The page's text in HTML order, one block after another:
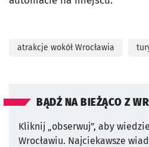
atrakcje wokół Wrocławia
BĄDŹ NA BIEŻĄCO Z
Kliknij „obserwuj”, aby
Wrocławiu. Najciekawsze